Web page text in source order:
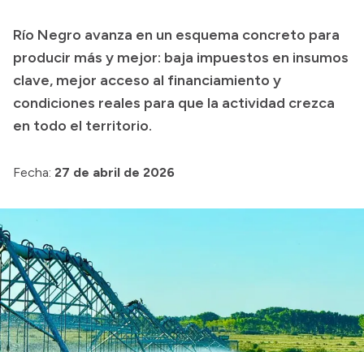
Normativa
Accesos directos
SECUNDARIO
CAPACITACIONES
Río Negro avanza en un esquema concreto para
producir más y mejor: baja impuestos en insumos
clave, mejor acceso al financiamiento y
condiciones reales para que la actividad crezca
en todo el territorio.
Fecha: 27 de abril de 2026